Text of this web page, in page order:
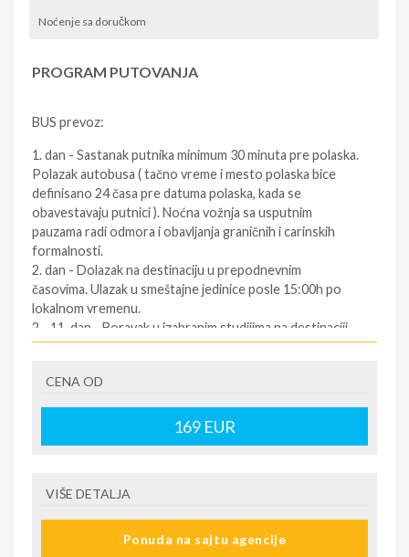
Noćenje sa doručkom
PROGRAM PUTOVANJA
BUS prevoz:
1. dan - Sastanak putnika minimum 30 minuta pre polaska.
Polazak autobusa ( tačno vreme i mesto polaska bice
definisano 24 časa pre datuma polaska, kada se
obavestavaju putnici ). Noćna vožnja sa usputnim
pauzama radi odmora i obavljanja graničnih i carinskih
formalnosti.
2. dan - Dolazak na destinaciju u prepodnevnim
časovima. Ulazak u smeštajne jedinice posle 15:00h po
lokalnom vremenu.
2 - 11. dan - Boravak u izabranim studijima na destinaciji.
12. dan - Napuštanje smeštaja najkasnije do 09:00
po lokalnom vremenu (za tačno vreme povratka
informisati se kod predstavnika agencija dan pre
12/13. dan - Dolazak u Srbiju u ranim jutarnjim časovima.
NAPOMENE O CENI
CENA OD
169 EUR
VIŠE DETALJA
Ponuda na sajtu agencije